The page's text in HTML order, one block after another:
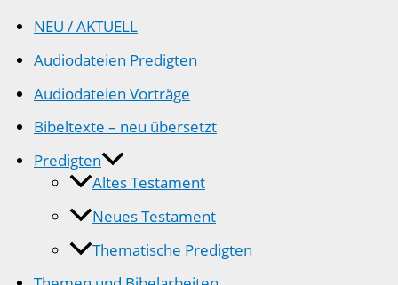
NEU / AKTUELL
Audiodateien Predigten
Audiodateien Vorträge
Bibeltexte – neu übersetzt
Predigten
Altes Testament
Neues Testament
Thematische Predigten